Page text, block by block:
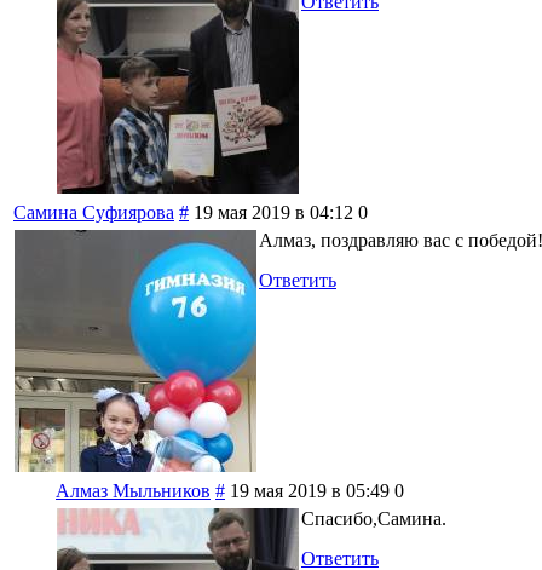
Самина Суфиярова # 19 мая 2019 в 04:12 0
Алмаз, поздравляю вас с
Ответить
Алмаз Мыльников # 19 мая 2019 в 05:49 0
Спасибо,Самина.
Ответить